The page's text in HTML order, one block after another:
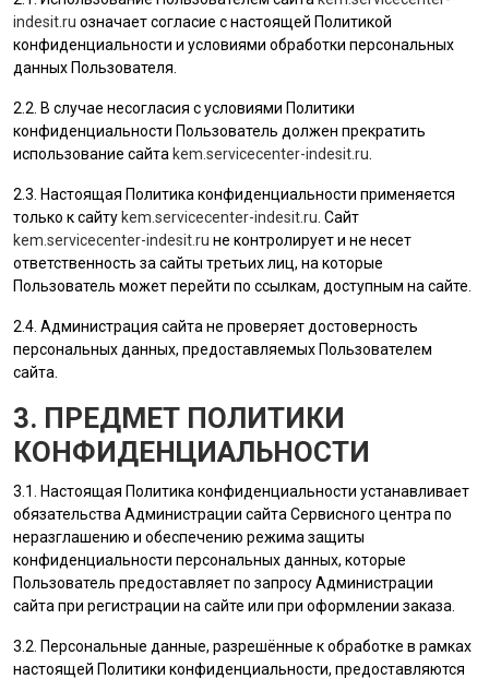
indesit.ru означает согласие с настоящей Политикой
конфиденциальности и условиями обработки персональных
данных Пользователя
2.2. В случае несогласия с условиями Политики
конфиденциальности Пользователь должен прекратить
использование сайта kem.servicecenter-indesit.ru
2.3. Настоящая Политика конфиденциальности применяется
только к сайту kem.servicecenter-indesit.ru . Сайт
kem.servicecenter-indesit.ru не контролирует и не несет
ответственность за сайты третьих лиц, на которые
Пользователь может перейти по ссылкам, доступным на сайте.
2.4. Администрация сайта не проверяет достоверность
персональных данных, предоставляемых Пользователем
сайта.
3. ПРЕДМЕТ ПОЛИТИКИ
КОНФИДЕНЦИАЛЬНОСТИ
3.1. Настоящая Политика конфиденциальности устанавливает
обязательства Администрации сайта Сервисного центра по
неразглашению и обеспечению режима защиты
конфиденциальности персональных данных, которые
Пользователь предоставляет по запросу Администрации
сайта при регистрации на сайте или при оформлении заказа.
3.2. Персональные данные, разрешённые к обработке в рамках
настоящей Политики конфиденциальности, предоставляются